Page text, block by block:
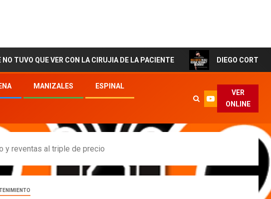
VER CON LA CIRUJIA DE LA PACIENTE DIEGO CORTES El Artista
MANIZALES ESPINAL
VER
ONLINE
y reventas al triple de precio